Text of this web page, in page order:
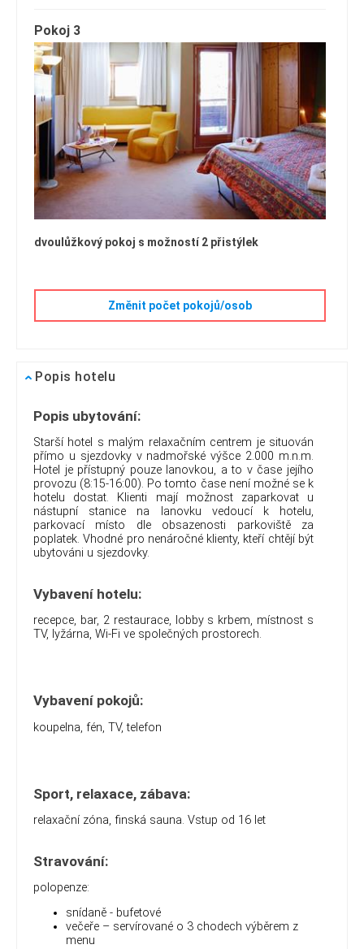
Pokoj 3
dvoulůžkový pokoj s možností 2 přistýlek
Změnit počet pokojů/osob
Popis hotelu
Popis ubytování:
Starší hotel s malým relaxačním centrem je situován
přímo u sjezdovky v nadmořské výšce 2.000 m.n.m.
Hotel je přístupný pouze lanovkou, a to v čase jejího
provozu (8:15-16:00). Po tomto čase není možné se k
hotelu dostat. Klienti mají možnost zaparkovat u
nástupní stanice na lanovku vedoucí k hotelu,
parkovací místo dle obsazenosti parkoviště za
poplatek. Vhodné pro nenáročné klienty, kteří chtějí být
ubytováni u sjezdovky.
Vybavení hotelu:
recepce, bar, 2 restaurace, lobby s krbem, místnost s
TV, lyžárna, Wi-Fi ve společných prostorech.
Vybavení pokojů:
koupelna, fén, TV, telefon
Sport, relaxace, zábava:
relaxační zóna, finská sauna. Vstup od 16 let
Stravování:
polopenze:
snídaně - bufetové
večeře – servírované o 3 chodech výběrem z
menu